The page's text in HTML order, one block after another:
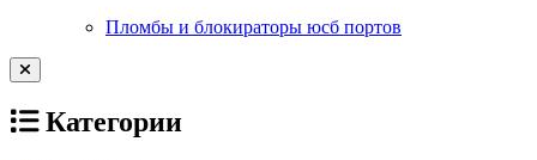
Пломбы и блокираторы юсб портов
Категории